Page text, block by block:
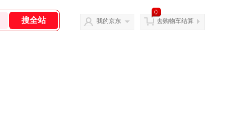
我的京东
0
去购物车结算